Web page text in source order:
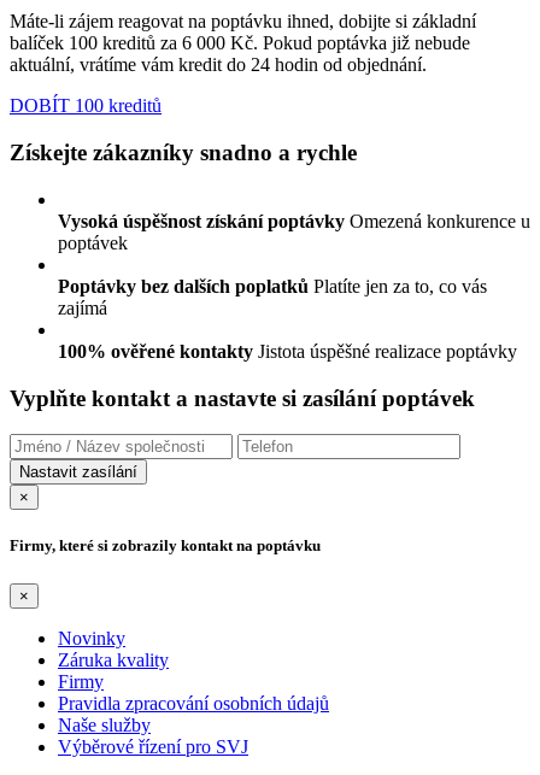
Máte-li zájem reagovat na poptávku ihned, dobijte si základní
balíček 100 kreditů za 6 000 Kč. Pokud poptávka již nebude
aktuální, vrátíme vám kredit do 24 hodin od objednání.
DOBÍT 100 kreditů
Získejte zákazníky snadno a rychle
Vysoká úspěšnost získání poptávky Omezená konkurence u
poptávek
Poptávky bez dalších poplatků Platíte jen za to, co vás
zajímá
100% ověřené kontakty Jistota úspěšné realizace poptávky
Vyplňte kontakt a nastavte si zasílání poptávek
×
Firmy, které si zobrazily kontakt na poptávku
×
Novinky
Záruka kvality
Firmy
Pravidla zpracování osobních údajů
Naše služby
Výběrové řízení pro SVJ